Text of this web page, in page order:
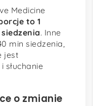
Medicine
to 1
. Inne
min siedzenia,
jest
słuchanie
o zmianie